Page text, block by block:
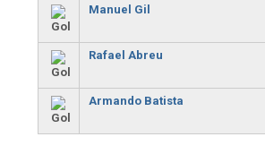
Manuel Gil
Rafael Abreu
Armando Batista